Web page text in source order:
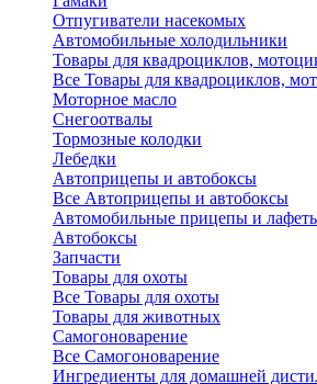
Отпугиватели насекомых
Автомобильные холодильники
Товары для квадроциклов,
Все Товары для квадроциклов,
Моторное масло
Снегоотвалы
Тормозные колодки
Лебедки
Автоприцепы и автобоксы
Все Автоприцепы и автобоксы
Автомобильные прицепы и
Автобоксы
Запчасти
Товары для охоты
Все Товары для охоты
Товары для животных
Самогоноварение
Все Самогоноварение
Ингредиенты для домашней